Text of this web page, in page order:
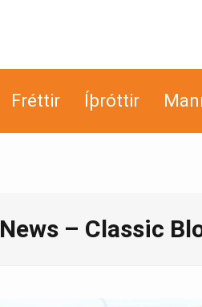
Fréttir Íþróttir
News – Classic